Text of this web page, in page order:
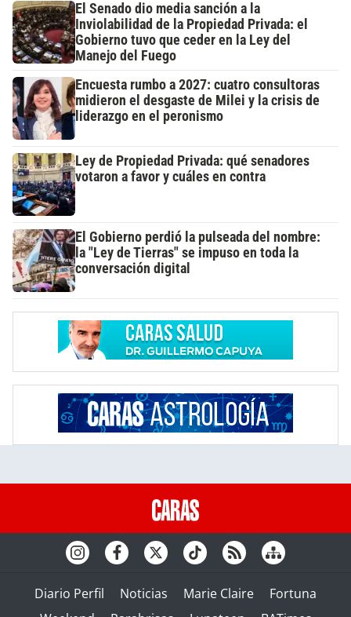
El Senado dio media sanción a la
Inviolabilidad de la Propiedad Privada: el
Gobierno tuvo que ceder en la Ley del
Manejo del Fuego
Encuesta rumbo a 2027: cuatro consultoras
midieron el desgaste de Milei y la crisis de
liderazgo en el peronismo
Ley de Propiedad Privada: qué senadores
votaron a favor y cuáles en contra
El Gobierno perdió la pulseada del nombre:
la "Ley de Tierras" se impuso en toda la
conversación digital
Diario Perfil Noticias Marie Claire
Fortuna